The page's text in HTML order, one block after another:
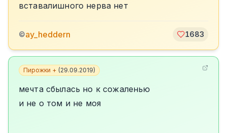
вставалишного нерва нет
©ay_heddern 1683
Пирожки + (29.09.2019)
мечта сбылась но к сожаленью
и не о том и не моя